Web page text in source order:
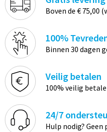
Boven de € 75,00
100%
Binnen 30 dagen
Veilig betalen
100% veilig
24/7
Hulp nodig? Geen